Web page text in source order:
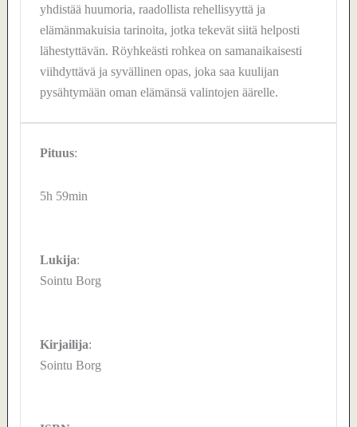
yhdistää huumoria, raadollista rehellisyyttä ja
elämänmakuisia tarinoita, jotka tekevät siitä helposti
lähestyttävän. Röyhkeästi rohkea on samanaikaisesti
viihdyttävä ja syvällinen opas, joka saa kuulijan
pysähtymään oman elämänsä valintojen äärelle.
Pituus:
5h 59min
Lukija:
Sointu Borg
Kirjailija:
Sointu Borg